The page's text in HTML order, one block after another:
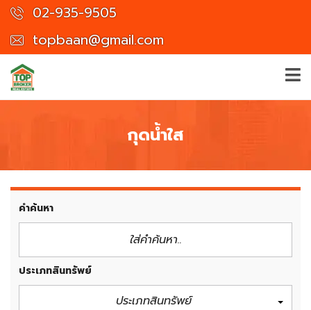
02-935-9505
topbaan@gmail.com
กุดน้ําใส
คำค้นหา
ประเภทสินทรัพย์
ประเภทสินทรัพย์